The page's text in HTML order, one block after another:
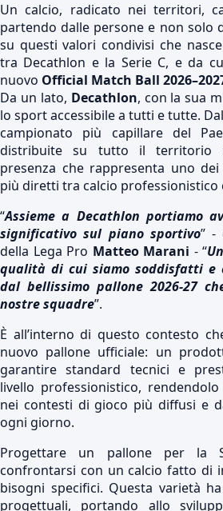
Un calcio, radicato nei territori,
partendo dalle persone e non solo
su questi valori condivisi che
tra Decathlon e la Serie C, e da
nuovo Official Match Ball
Da un lato, Decathlon, con la sua
lo sport accessibile a tutti e tutte.
campionato più capillare del
distribuite su tutto il territorio
presenza che rappresenta uno
più diretti tra calcio professionistico
“Assieme a Decathlon portiamo
significativo sul piano sportivo” -
della Lega Pro Matteo Marani - “
qualità di cui siamo soddisfatti e
dal bellissimo pallone 2026-27
nostre squadre”.
È all’interno di questo contesto
nuovo pallone ufficiale: un
garantire standard tecnici e
livello professionistico, rendendolo
nei contesti di gioco più diffusi e
ogni giorno.
Progettare un pallone per la
confrontarsi con un calcio fatto di
bisogni specifici. Questa varietà
progettuali, portando allo